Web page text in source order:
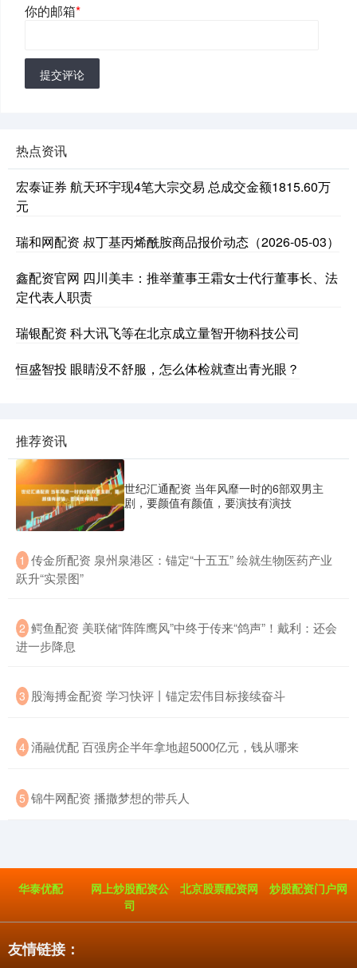
你的邮箱*
提交评论
热点资讯
宏泰证券 航天环宇现4笔大宗交易 总成交金额1815.60万
元
瑞和网配资 叔丁基丙烯酰胺商品报价动态（2026-05-03）
鑫配资官网 四川美丰：推举董事王霜女士代行董事长、法
定代表人职责
瑞银配资 科大讯飞等在北京成立量智开物科技公司
恒盛智投 眼睛没不舒服，怎么体检就查出青光眼？
推荐资讯
世纪汇通配资 当年风靡一时的6部双男主
剧，要颜值有颜值，要演技有演技
1 ​传金所配资 泉州泉港区：锚定“十五五” 绘就生物医药产业
跃升“实景图”
2 ​鳄鱼配资 美联储“阵阵鹰风”中终于传来“鸽声”！戴利：还会
进一步降息
3 ​股海搏金配资 学习快评丨锚定宏伟目标接续奋斗
4 ​涌融优配 百强房企半年拿地超5000亿元，钱从哪来
5 ​锦牛网配资 播撒梦想的带兵人
华泰优配
网上炒股配资公
司
北京股票配资网 炒股配资门户网
友情链接：